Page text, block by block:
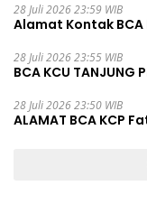
28 Juli 2026 23:59 WIB
Alamat Kontak BCA
28 Juli 2026 23:55 WIB
BCA KCU TANJUNG
28 Juli 2026 23:50 WIB
ALAMAT BCA KCP